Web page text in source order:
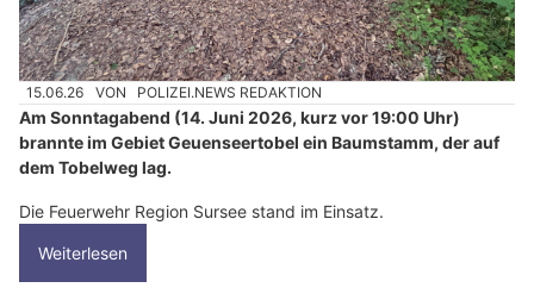
15.06.26 VON POLIZEI.NEWS REDAKTION
Am Sonntagabend (14. Juni 2026, kurz vor 19:00 Uhr)
brannte im Gebiet Geuenseertobel ein Baumstamm, der auf
dem Tobelweg lag.
Die Feuerwehr Region Sursee stand im Einsatz.
Weiterlesen